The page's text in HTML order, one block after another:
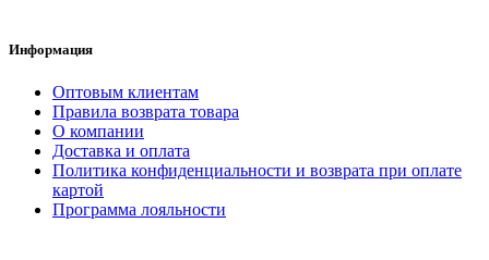
Информация
Оптовым клиентам
Правила возврата товара
О компании
Доставка и оплата
Политика конфиденциальности и возврата при оплате
картой
Программа лояльности